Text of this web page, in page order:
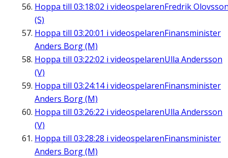
Hoppa till 03:18:02 i videospelarenFredrik
(S)
Hoppa till 03:20:01 i videospelarenFinansminister
Anders Borg (M)
Hoppa till 03:22:02 i videospelarenUlla Andersson
(V)
Hoppa till 03:24:14i videospelarenFinansminister
Anders Borg (M)
Hoppa till 03:26:22 i videospelarenUlla Andersson
(V)
Hoppa till 03:28:28 i videospelarenFinansminister
Anders Borg (M)